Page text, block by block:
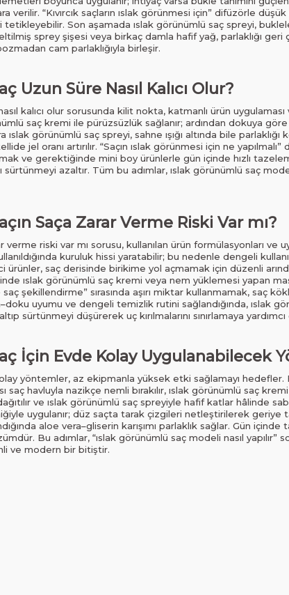
verilir. “Kıvırcık saçların ıslak görünmesi için” difüzörle
tetikleyebilir. Son aşamada ıslak görünümlü saç spreyi,
sprey şişesi veya birkaç damla hafif yağ, parlaklığı geri
cam parlaklığıyla birleşir.
Uzun Süre Nasıl Kalıcı Olur?
kalıcı olur sorusunda kilit nokta, katmanlı ürün
saç kremi ile pürüzsüzlük sağlanır; ardından dokuya
görünümlü saç spreyi, sahne ışığı altında bile
jel oranı artırılır. “Saçın ıslak görünmesi için ne
ve gerektiğinde mini boy ürünlerle gün içinde hızlı
sürtünmeyi azaltır. Tüm bu adımlar, ıslak görünümlü saç
Saça Zarar Verme Riski Var mı?
riski var mı sorusu, kullanılan ürün formülasyonları ve
kuruluk hissi yaratabilir; bu nedenle dengeli
ürünler, saç derisinde birikime yol açmamak için düzenli
ıslak görünümlü saç kremi veya nem yüklemesi yapan
saç şekillendirme” sırasında aşırı miktar kullanmamak, saç
uyumu ve dengeli temizlik rutini sağlandığında, ıslak
sürtünmeyi düşürerek uç kırılmalarını sınırlamaya yardımcı
İçin Evde Kolay Uygulanabilecek
yöntemler, az ekipmanla yüksek etki sağlamayı
saç havluyla nazikçe nemli bırakılır, ıslak görünümlü saç
ve ıslak görünümlü saç spreyiyle hafif katlar hâlinde
uygulanır; düz saçta tarak çizgileri netleştirilerek geriye
aloe vera–gliserin karışımı parlaklık sağlar. Gün
Bu adımlar, “ıslak görünümlü saç modeli nasıl yapılır”
ve modern bir bitiştir.